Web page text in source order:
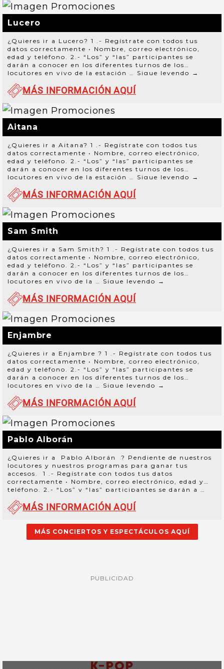
Lucero
¿Quieres ir a Lucero? 1 .- Regístrate con todos tus
datos correctamente • Nombre, correo electrónico,
edad y teléfono. 2.- “Los” y “las” participantes se
darán a conocer en los diferentes turnos de los
locutores en vivo de la estación … Sigue leyendo →
MÁS INFORMACIÓN AQUÍ
Aitana
¿Quieres ir a Aitana? 1 .- Regístrate con todos tus
datos correctamente • Nombre, correo electrónico,
edad y teléfono. 2.- “Los” y “las” participantes se
darán a conocer en los diferentes turnos de los
locutores en vivo de la estación … Sigue leyendo →
MÁS INFORMACIÓN AQUÍ
Sam Smith
¿Quieres ir a Sam Smith? 1 .- Regístrate con todos tus
datos correctamente • Nombre, correo electrónico,
edad y teléfono. 2.- “Los” y “las” participantes se
darán a conocer en los diferentes turnos de los
locutores en vivo de la … Sigue leyendo →
MÁS INFORMACIÓN AQUÍ
Enjambre
¿Quieres ir a Enjambre ? 1 .- Regístrate con todos tus
datos correctamente • Nombre, correo electrónico,
edad y teléfono. 2.- “Los” y “las” participantes se
darán a conocer en los diferentes turnos de los
locutores en vivo de la … Sigue leyendo →
MÁS INFORMACIÓN AQUÍ
Pablo Alborán
¿Quieres ir a Pablo Alborán ? Pendiente de nuestros
locutores y nuestros programas para ganar tus
accesos. 1 .- Regístrate con todos tus datos
correctamente • Nombre, correo electrónico, edad y
teléfono. 2.- “Los” y “las” participantes se darán a …
MÁS INFORMACIÓN AQUÍ
MÁS CONCIERTOS Y ESPECTÁCULOS AQUÍ
PUBLICIDAD
K-POP